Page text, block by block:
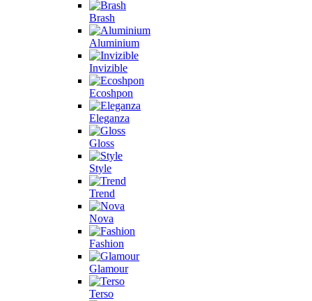
Brash
Aluminium
Invizible
Ecoshpon
Eleganza
Gloss
Style
Trend
Nova
Fashion
Glamour
Terso